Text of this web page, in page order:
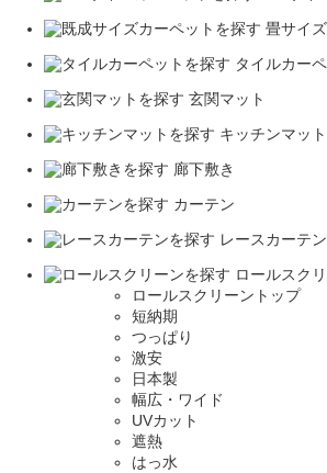
畳サイ
タイルカー
玄関マット
キッチンマット
廊下敷き
カーテン
レースカーテン
ロールスク
ロールスクリーントップ
短納期
つっぱり
激安
日本製
幅広・ワイド
UVカット
遮熱
はっ水